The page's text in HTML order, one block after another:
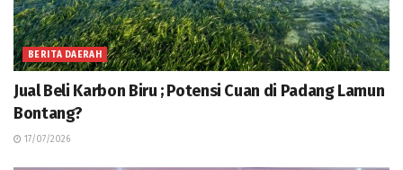
BERITA DAERAH
Jual Beli Karbon Biru ; Potensi Cuan di Padang Lamun
Bontang?
17/07/2026